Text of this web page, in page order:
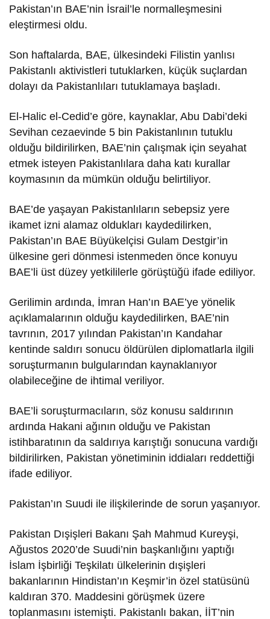
Pakistan’ın BAE’nin İsrail’le normalleşmesini
eleştirmesi oldu.
Son haftalarda, BAE, ülkesindeki Filistin yanlısı
Pakistanlı aktivistleri tutuklarken, küçük suçlardan
dolayı da Pakistanlıları tutuklamaya başladı.
El-Halic el-Cedid’e göre, kaynaklar, Abu Dabi’deki
Sevihan cezaevinde 5 bin Pakistanlının tutuklu
olduğu bildirilirken, BAE’nin çalışmak için seyahat
etmek isteyen Pakistanlılara daha katı kurallar
koymasının da mümkün olduğu belirtiliyor.
BAE’de yaşayan Pakistanlıların sebepsiz yere
ikamet izni alamaz oldukları kaydedilirken,
Pakistan’ın BAE Büyükelçisi Gulam Destgir’in
ülkesine geri dönmesi istenmeden önce konuyu
BAE’li üst düzey yetkililerle görüştüğü ifade ediliyor.
Gerilimin ardında, İmran Han’ın BAE’ye yönelik
açıklamalarının olduğu kaydedilirken, BAE’nin
tavrının, 2017 yılından Pakistan’ın Kandahar
kentinde saldırı sonucu öldürülen diplomatlarla ilgili
soruşturmanın bulgularından kaynaklanıyor
olabileceğine de ihtimal veriliyor.
BAE’li soruşturmacıların, söz konusu saldırının
ardında Hakani ağının olduğu ve Pakistan
istihbaratının da saldırıya karıştığı sonucuna vardığı
bildirilirken, Pakistan yönetiminin iddiaları reddettiği
ifade ediliyor.
Pakistan’ın Suudi ile ilişkilerinde de sorun yaşanıyor.
Pakistan Dışişleri Bakanı Şah Mahmud Kureyşi,
Ağustos 2020’de Suudi’nin başkanlığını yaptığı
İslam İşbirliği Teşkilatı ülkelerinin dışişleri
bakanlarının Hindistan’ın Keşmir’in özel statüsünü
kaldıran 370. Maddesini görüşmek üzere
toplanmasını istemişti. Pakistanlı bakan, İİT’nin